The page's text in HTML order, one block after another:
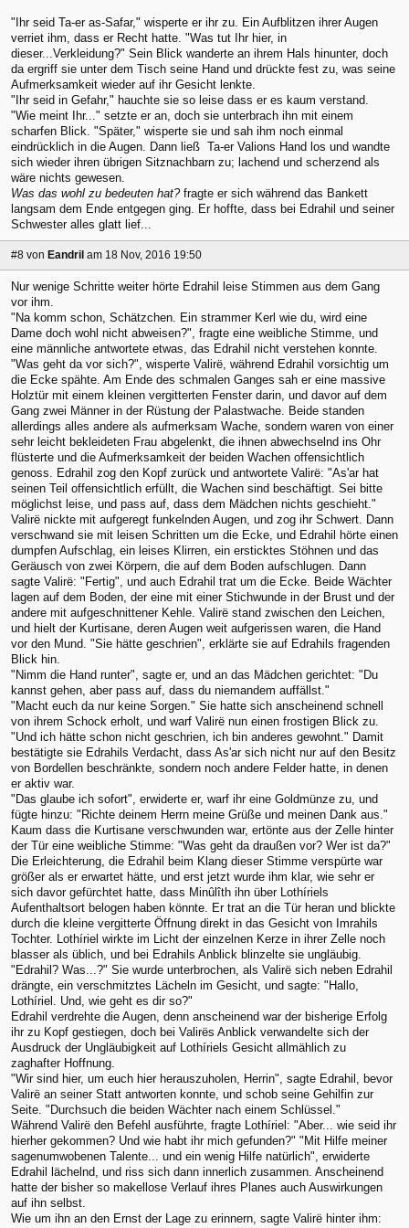
"Ihr seid Ta-er as-Safar," wisperte er ihr zu. Ein Aufblitzen ihrer Augen
verriet ihm, dass er Recht hatte. "Was tut Ihr hier, in
dieser...Verkleidung?" Sein Blick wanderte an ihrem Hals hinunter, doch
da ergriff sie unter dem Tisch seine Hand und drückte fest zu, was seine
Aufmerksamkeit wieder auf ihr Gesicht lenkte.
"Ihr seid in Gefahr," hauchte sie so leise dass er es kaum verstand.
"Wie meint Ihr..." setzte er an, doch sie unterbrach ihn mit einem
scharfen Blick. "Später," wisperte sie und sah ihm noch einmal
eindrücklich in die Augen. Dann ließ Ta-er Valions Hand los und wandte
sich wieder ihren übrigen Sitznachbarn zu; lachend und scherzend als
wäre nichts gewesen.
Was das wohl zu bedeuten hat?fragte er sich während das Bankett
langsam dem Ende entgegen ging. Er hoffte, dass bei Edrahil und seiner
Schwester alles glatt lief...
#8 von Eandril am 18 Nov, 2016 19:50
Nur wenige Schritte weiter hörte Edrahil leise Stimmen aus dem Gang
vor ihm.
"Na komm schon, Schätzchen. Ein strammer Kerl wie du, wird eine
Dame doch wohl nicht abweisen?", fragte eine weibliche Stimme, und
eine männliche antwortete etwas, das Edrahil nicht verstehen konnte.
"Was geht da vor sich?", wisperte Valirë, während Edrahil vorsichtig um
die Ecke spähte. Am Ende des schmalen Ganges sah er eine massive
Holztür mit einem kleinen vergitterten Fenster darin, und davor auf dem
Gang zwei Männer in der Rüstung der Palastwache. Beide standen
allerdings alles andere als aufmerksam Wache, sondern waren von einer
sehr leicht bekleideten Frau abgelenkt, die ihnen abwechselnd ins Ohr
flüsterte und die Aufmerksamkeit der beiden Wachen offensichtlich
genoss. Edrahil zog den Kopf zurück und antwortete Valirë: "As'ar hat
seinen Teil offensichtlich erfüllt, die Wachen sind beschäftigt. Sei bitte
möglichst leise, und pass auf, dass dem Mädchen nichts geschieht."
Valirë nickte mit aufgeregt funkelnden Augen, und zog ihr Schwert. Dann
verschwand sie mit leisen Schritten um die Ecke, und Edrahil hörte einen
dumpfen Aufschlag, ein leises Klirren, ein ersticktes Stöhnen und das
Geräusch von zwei Körpern, die auf dem Boden aufschlugen. Dann
sagte Valirë: "Fertig", und auch Edrahil trat um die Ecke. Beide Wächter
lagen auf dem Boden, der eine mit einer Stichwunde in der Brust und der
andere mit aufgeschnittener Kehle. Valirë stand zwischen den Leichen,
und hielt der Kurtisane, deren Augen weit aufgerissen waren, die Hand
vor den Mund. "Sie hätte geschrien", erklärte sie auf Edrahils fragenden
Blick hin.
"Nimm die Hand runter", sagte er, und an das Mädchen gerichtet: "Du
kannst gehen, aber pass auf, dass du niemandem auffällst."
"Macht euch da nur keine Sorgen." Sie hatte sich anscheinend schnell
von ihrem Schock erholt, und warf Valirë nun einen frostigen Blick zu.
"Und ich hätte schon nicht geschrien, ich bin anderes gewohnt." Damit
bestätigte sie Edrahils Verdacht, dass As'ar sich nicht nur auf den Besitz
von Bordellen beschränkte, sondern noch andere Felder hatte, in denen
er aktiv war.
"Das glaube ich sofort", erwiderte er, warf ihr eine Goldmünze zu, und
fügte hinzu: "Richte deinem Herrn meine Grüße und meinen Dank aus."
Kaum dass die Kurtisane verschwunden war, ertönte aus der Zelle hinter
der Tür eine weibliche Stimme: "Was geht da draußen vor? Wer ist da?"
Die Erleichterung, die Edrahil beim Klang dieser Stimme verspürte war
größer als er erwartet hätte, und erst jetzt wurde ihm klar, wie sehr er
sich davor gefürchtet hatte, dass Minûlîth ihn über Lothíriels
Aufenthaltsort belogen haben könnte. Er trat an die Tür heran und blickte
durch die kleine vergitterte Öffnung direkt in das Gesicht von Imrahils
Tochter. Lothíriel wirkte im Licht der einzelnen Kerze in ihrer Zelle noch
blasser als üblich, und bei Edrahils Anblick blinzelte sie ungläubig.
"Edrahil? Was...?" Sie wurde unterbrochen, als Valirë sich neben Edrahil
drängte, ein verschmitztes Lächeln im Gesicht, und sagte: "Hallo,
Lothíriel. Und, wie geht es dir so?"
Edrahil verdrehte die Augen, denn anscheinend war der bisherige Erfolg
ihr zu Kopf gestiegen, doch bei Valirës Anblick verwandelte sich der
Ausdruck der Ungläubigkeit auf Lothíriels Gesicht allmählich zu
zaghafter Hoffnung.
"Wir sind hier, um euch hier herauszuholen, Herrin", sagte Edrahil, bevor
Valirë an seiner Statt antworten konnte, und schob seine Gehilfin zur
Seite. "Durchsuch die beiden Wächter nach einem Schlüssel."
Während Valirë den Befehl ausführte, fragte Lothíriel: "Aber... wie seid ihr
hierher gekommen? Und wie habt ihr mich gefunden?" "Mit Hilfe meiner
sagenumwobenen Talente... und ein wenig Hilfe natürlich", erwiderte
Edrahil lächelnd, und riss sich dann innerlich zusammen. Anscheinend
hatte der bisher so makellose Verlauf ihres Planes auch Auswirkungen
auf ihn selbst.
Wie um ihn an den Ernst der Lage zu erinnern, sagte Valirë hinter ihm: